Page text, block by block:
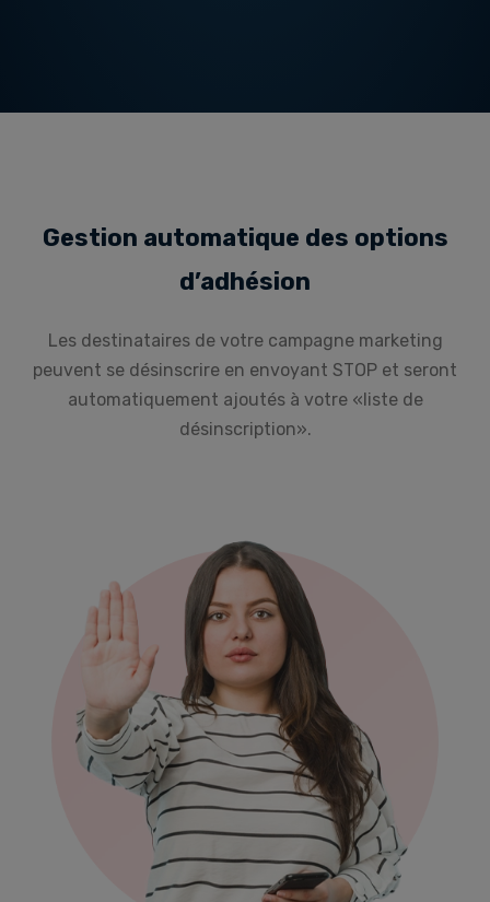
Gestion automatique des options
d’adhésion
Les destinataires de votre campagne marketing
peuvent se désinscrire en envoyant STOP et seront
automatiquement ajoutés à votre «liste de
désinscription».